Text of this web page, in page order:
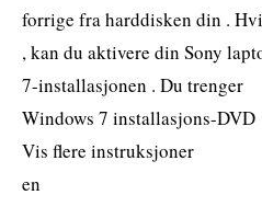
forrige fra harddisken din .
, kan du aktivere din Sony
7-installasjonen . Du trenger
Windows 7 installasjons-DVD
Vis flere instruksjoner
en